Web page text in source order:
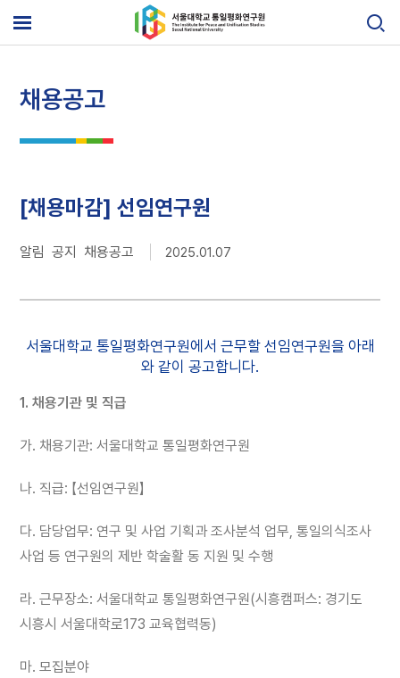
to
content
기
채용공고
[채용마감] 선임연구원
알림 공지 채용공고 2025.01.07
서울대학교 통일평화연구원에서 근무할 선임연구원을 아래
와 같이 공고합니다.
1. 채용기관 및 직급
가. 채용기관: 서울대학교 통일평화연구원
나. 직급: 【선임연구원】
다. 담당업무: 연구 및 사업 기획과 조사분석 업무, 통일의식조사
사업 등 연구원의 제반 학술활 동 지원 및 수행
라. 근무장소: 서울대학교 통일평화연구원(시흥캠퍼스: 경기도
시흥시 서울대학로173 교육협력동)
마. 모집분야